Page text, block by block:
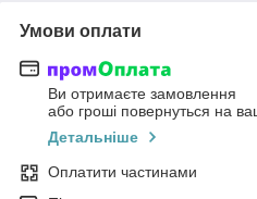
Умови оплати
Ви отримаєте замовлення
або гроші повернуться на
Детальніше
Оплатити частинами